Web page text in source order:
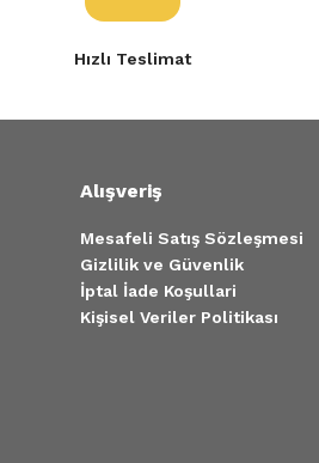
Hızlı Teslimat
Alışveriş
Mesafeli Satış Sözleşmesi
Gizlilik ve Güvenlik
İptal İade Koşullari
Kişisel Veriler Politikası